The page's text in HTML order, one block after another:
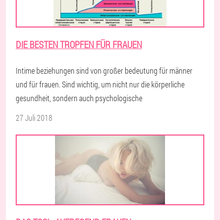
DIE BESTEN TROPFEN FÜR FRAUEN
Intime beziehungen sind von großer bedeutung für männer
und für frauen. Sind wichtig, um nicht nur die körperliche
gesundheit, sondern auch psychologische
27 Juli 2018